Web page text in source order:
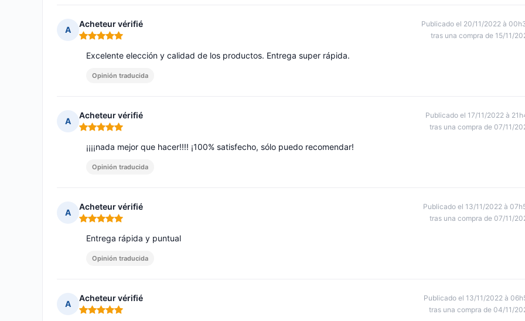
A
Acheteur vérifié
Nota: 5 de 5
Publicado el 20/11/2022 à
tras una compra de 15/11/
Excelente elección y calidad de los productos. Entrega super rápida.
Opinión traducida
A
Acheteur vérifié
Nota: 5 de 5
Publicado el 17/11/2022 à
tras una compra de 07/11/
¡¡¡¡nada mejor que hacer!!!! ¡100% satisfecho, sólo puedo recomendar!
Opinión traducida
A
Acheteur vérifié
Nota: 5 de 5
Publicado el 13/11/2022 à
tras una compra de 07/11/
Entrega rápida y puntual
Opinión traducida
A
Acheteur vérifié
Nota: 5 de 5
Publicado el 13/11/2022 à
tras una compra de 04/11/